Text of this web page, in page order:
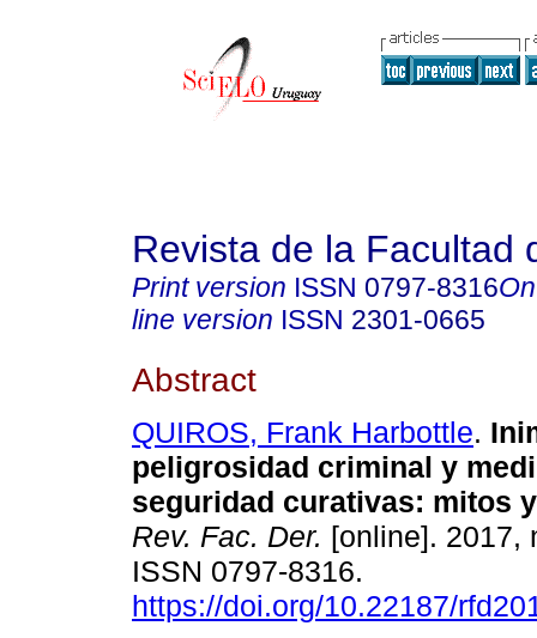
Revista de la Facultad
Print version ISSN 0797-8316
line version ISSN 2301-0665
Abstract
QUIROS, Frank Harbottle.
peligrosidad criminal y
seguridad curativas: mitos
Rev. Fac. Der. [online]. 2017,
ISSN 0797-8316.
https://doi.org/10.22187/